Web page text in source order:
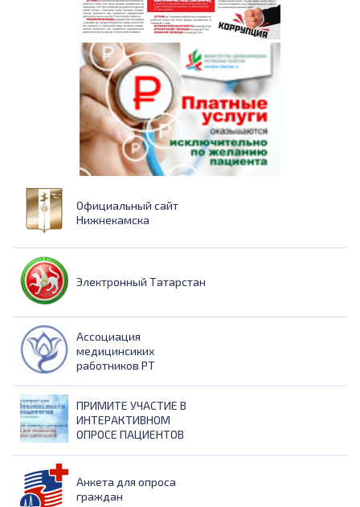
Официальный сайт
Нижнекамска
Электронный Татарстан
Ассоциация
медицинсиких
работников РТ
ПРИМИТЕ УЧАСТИЕ В
ИНТЕРАКТИВНОМ
ОПРОСЕ ПАЦИЕНТОВ
Анкета для опроса
граждан